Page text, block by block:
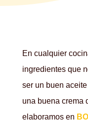
En cualquier
ingredientes que
ser un buen
una buena crema
elaboramos en